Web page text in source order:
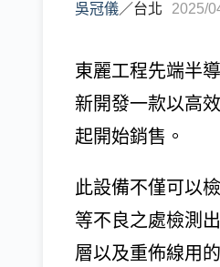
吳冠儀／台北 2025/
東麗工程先端半
新開發一款以高
起開始銷售。
此設備不僅可以
等不良之處檢測
層以及重佈線用